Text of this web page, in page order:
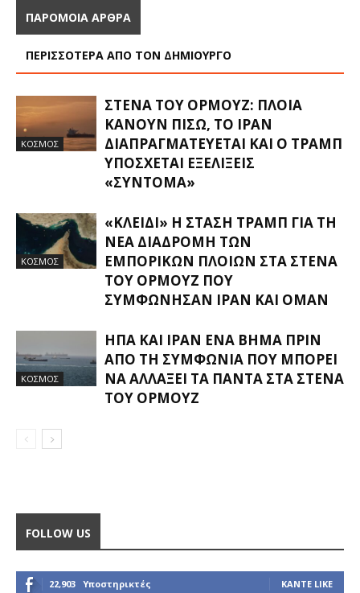
ΠΑΡΟΜΟΙΑ ΑΡΘΡΑ
ΠΕΡΙΣΣΟΤΕΡΑ ΑΠΟ ΤΟΝ ΔΗΜΙΟΥΡΓΟ
ΚΟΣΜΟΣ
ΣΤΕΝΆ ΤΟΥ ΟΡΜΟΎΖ: ΠΛΟΊΑ
ΚΆΝΟΥΝ ΠΊΣΩ, ΤΟ ΙΡΆΝ
ΔΙΑΠΡΑΓΜΑΤΕΎΕΤΑΙ ΚΑΙ Ο ΤΡΑΜΠ
ΥΠΌΣΧΕΤΑΙ ΕΞΕΛΊΞΕΙΣ
«ΣΎΝΤΟΜΑ»
ΚΟΣΜΟΣ
«ΚΛΕΙΔΊ» Η ΣΤΆΣΗ ΤΡΑΜΠ ΓΙΑ ΤΗ
ΝΈΑ ΔΙΑΔΡΟΜΉ ΤΩΝ
ΕΜΠΟΡΙΚΏΝ ΠΛΟΊΩΝ ΣΤΑ ΣΤΕΝΆ
ΤΟΥ ΟΡΜΟΎΖ ΠΟΥ
ΣΥΜΦΏΝΗΣΑΝ ΙΡΆΝ ΚΑΙ ΟΜΆΝ
ΚΟΣΜΟΣ
ΗΠΑ ΚΑΙ ΙΡΆΝ ΈΝΑ ΒΉΜΑ ΠΡΙΝ
ΑΠΌ ΤΗ ΣΥΜΦΩΝΊΑ ΠΟΥ ΜΠΟΡΕΊ
ΝΑ ΑΛΛΆΞΕΙ ΤΑ ΠΆΝΤΑ ΣΤΑ ΣΤΕΝΆ
ΤΟΥ ΟΡΜΟΎΖ
FOLLOW US
22,903 Υποστηρικτές ΚΆΝΤΕ LIKE